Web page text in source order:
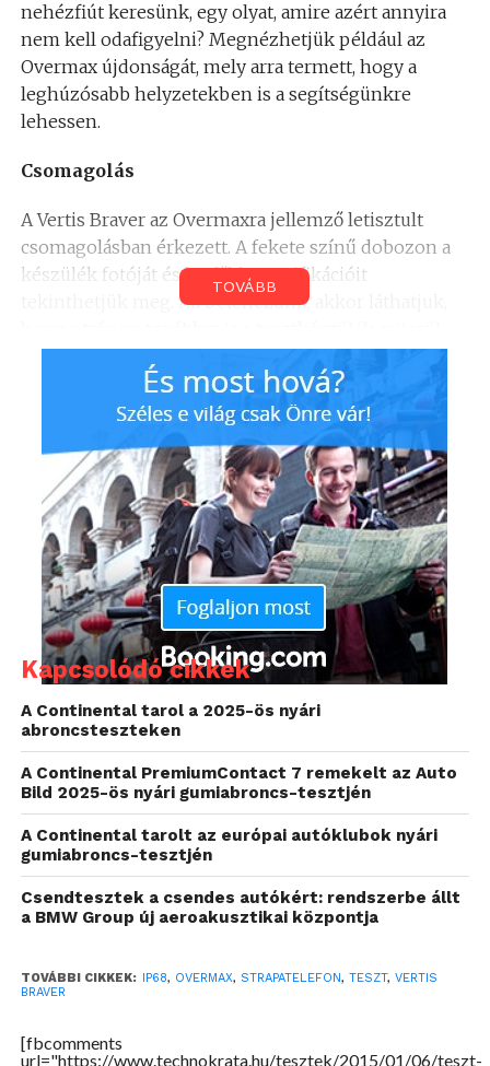
nehézfiút keresünk, egy olyat, amire azért annyira
nem kell odafigyelni? Megnézhetjük például az
Overmax újdonságát, mely arra termett, hogy a
leghúzósabb helyzetekben is a segítségünkre
lehessen.
Csomagolás
A Vertis Braver az Overmaxra jellemző letisztult
csomagolásban érkezett. A fekete színű dobozon a
készülék fotóját és legfőbb specifikációit
tekinthetjük meg. Ha belenézünk, akkor láthatjuk,
micro USB kábelt, egy töltőfejet, egy 2400 mAh-es
akkumulátort, egy fülhallgatót és egy, a hátlap
rögzítésére szolgáló mini csavarhúzót találunk a
csomagban.
Külső
“Ez a cucc nagy, méghozzá nem is kicsit” – Így
nyilatkozott az egyik ismerősöm, miután a kezébe
adtam a tesztpéldányt. Ez nem is véletlen, hiszen a
por- és vízálló, IP68-as minősítéssel ellátott Vertis
Braver vastagsága két iPhone 5-ösnek felel meg,
azaz egyáltalán nem a ma megszokott, vékonyítási
törekvés járta át a fejlesztők agyát a tervezés során.
TOVÁBB
Kapcsolódó cikkek
A Continental tarol a 2025-ös nyári
abroncsteszteken
A Continental PremiumContact 7 remekelt az Auto
Bild 2025-ös nyári gumiabroncs-tesztjén
A Continental tarolt az európai autóklubok nyári
gumiabroncs-tesztjén
Csendtesztek a csendes autókért: rendszerbe állt
a BMW Group új aeroakusztikai központja
TOVÁBBI CIKKEK: IP68, OVERMAX, STRAPATELEFON, TESZT, VERTIS
BRAVER
[fbcomments
url="https://www.technokrata.hu/tesztek/2015/01/06/teszt-